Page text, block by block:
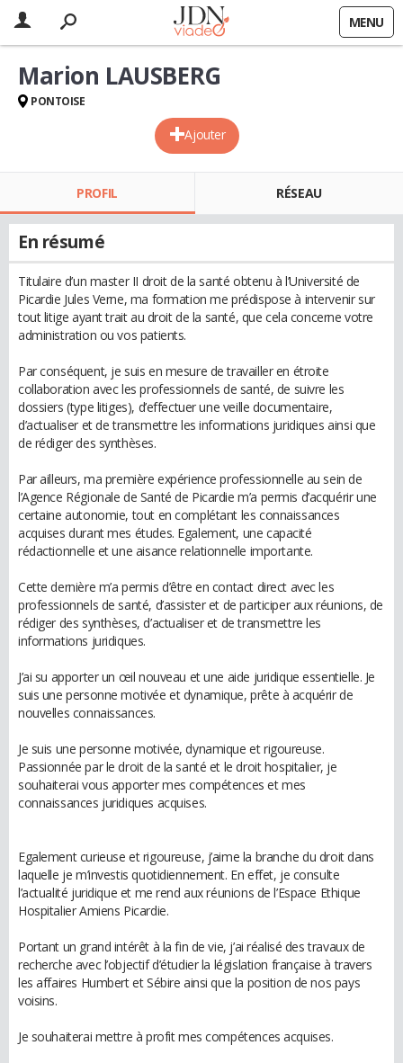
MENU
Ajouter
Marion LAUSBERG
PONTOISE
PROFIL RÉSEAU
En résumé
Titulaire d’un master II droit de la santé obtenu à l’Université de
Picardie Jules Verne, ma formation me prédispose à intervenir sur
tout litige ayant trait au droit de la santé, que cela concerne votre
administration ou vos patients.
Par conséquent, je suis en mesure de travailler en étroite
collaboration avec les professionnels de santé, de suivre les
dossiers (type litiges), d’effectuer une veille documentaire,
d’actualiser et de transmettre les informations juridiques ainsi que
de rédiger des synthèses.
Par ailleurs, ma première expérience professionnelle au sein de
l’Agence Régionale de Santé de Picardie m’a permis d’acquérir une
certaine autonomie, tout en complétant les connaissances
acquises durant mes études. Egalement, une capacité
rédactionnelle et une aisance relationnelle importante.
Cette dernière m’a permis d’être en contact direct avec les
professionnels de santé, d’assister et de participer aux réunions, de
rédiger des synthèses, d’actualiser et de transmettre les
informations juridiques.
J’ai su apporter un œil nouveau et une aide juridique essentielle. Je
suis une personne motivée et dynamique, prête à acquérir de
nouvelles connaissances.
Je suis une personne motivée, dynamique et rigoureuse.
Passionnée par le droit de la santé et le droit hospitalier, je
souhaiterai vous apporter mes compétences et mes
connaissances juridiques acquises.
Egalement curieuse et rigoureuse, j’aime la branche du droit dans
laquelle je m’investis quotidiennement. En effet, je consulte
l’actualité juridique et me rend aux réunions de l’Espace Ethique
Hospitalier Amiens Picardie.
Portant un grand intérêt à la fin de vie, j’ai réalisé des travaux de
recherche avec l’objectif d’étudier la législation française à travers
les affaires Humbert et Sébire ainsi que la position de nos pays
voisins.
Je souhaiterai mettre à profit mes compétences acquises.